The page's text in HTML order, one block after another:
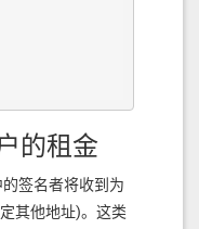
的租金
签名者将收到为
其他地址)。这类